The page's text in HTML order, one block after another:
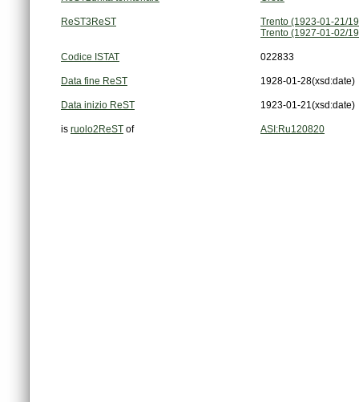
ReST3ReST
Trento (1923-01-21/
Trento (1927-01-02/
Codice ISTAT 022833
Data fine ReST 1928-01-28(xsd:date)
Data inizio ReST 1923-01-21(xsd:date)
is ruolo2ReST of ASI:Ru120820